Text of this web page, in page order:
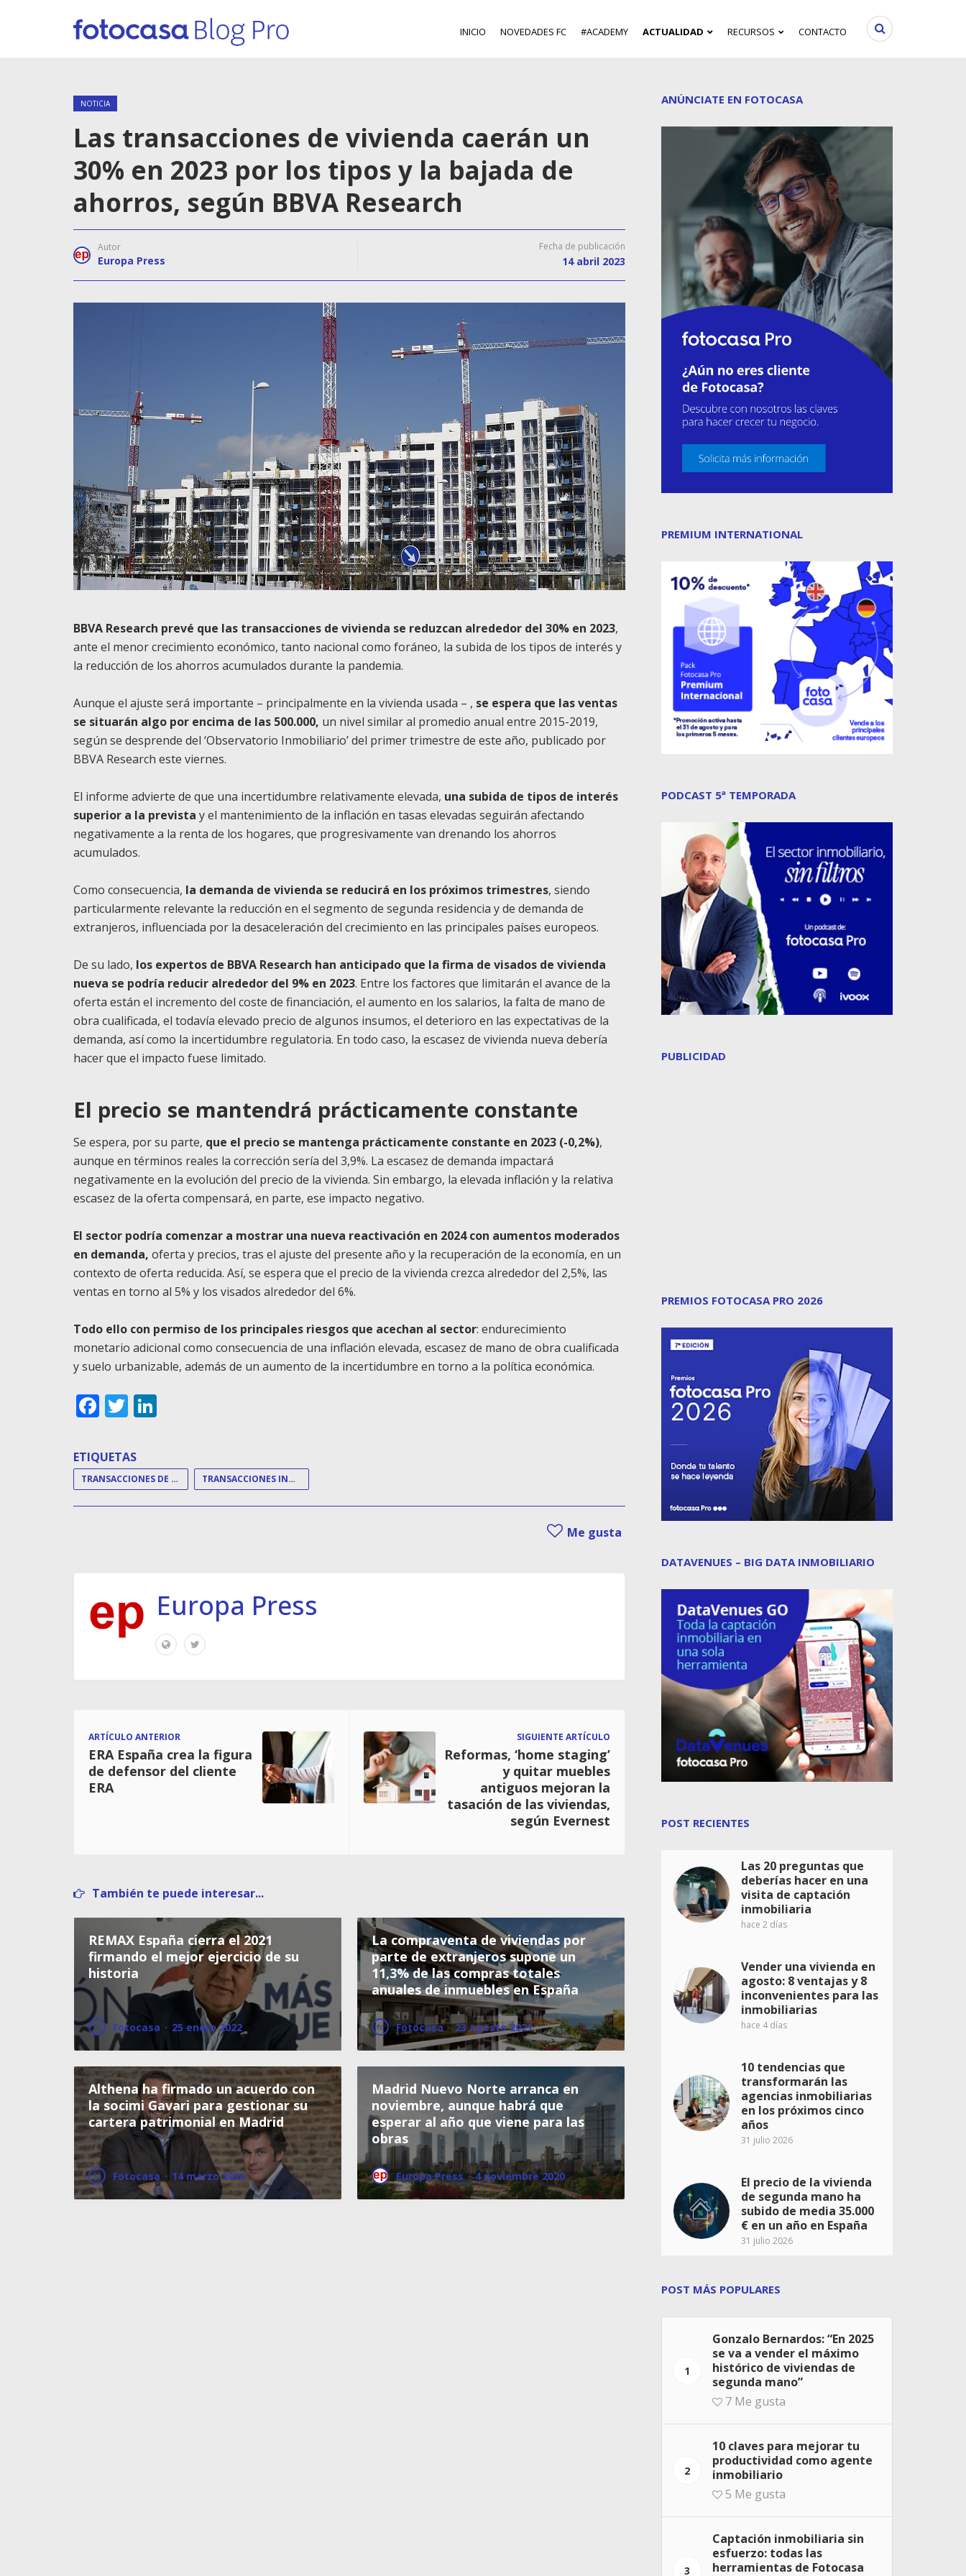
INICIO NOVEDADES FC #ACADEMY ACTUALIDAD RECURSOS CONTACTO
NOTICIA
Las transacciones de vivienda caerán un
30% en 2023 por los tipos y la bajada de
ahorros, según BBVA Research
Autor
Europa Press
Fecha de publicación
14 abril 2023
BBVA Research prevé que las transacciones de vivienda se reduzcan alrededor del 30% en 2023,
ante el menor crecimiento económico, tanto nacional como foráneo, la subida de los tipos de interés y
la reducción de los ahorros acumulados durante la pandemia.
Aunque el ajuste será importante – principalmente en la vivienda usada – , se espera que las ventas
se situarán algo por encima de las 500.000, un nivel similar al promedio anual entre 2015-2019,
según se desprende del ‘Observatorio Inmobiliario’ del primer trimestre de este año, publicado por
BBVA Research este viernes.
El informe advierte de que una incertidumbre relativamente elevada, una subida de tipos de interés
superior a la prevista y el mantenimiento de la inflación en tasas elevadas seguirán afectando
negativamente a la renta de los hogares, que progresivamente van drenando los ahorros
acumulados.
Como consecuencia, la demanda de vivienda se reducirá en los próximos trimestres, siendo
particularmente relevante la reducción en el segmento de segunda residencia y de demanda de
extranjeros, influenciada por la desaceleración del crecimiento en las principales países europeos.
De su lado, los expertos de BBVA Research han anticipado que la firma de visados de vivienda
nueva se podría reducir alrededor del 9% en 2023. Entre los factores que limitarán el avance de la
oferta están el incremento del coste de financiación, el aumento en los salarios, la falta de mano de
obra cualificada, el todavía elevado precio de algunos insumos, el deterioro en las expectativas de la
demanda, así como la incertidumbre regulatoria. En todo caso, la escasez de vivienda nueva debería
hacer que el impacto fuese limitado.
El precio se mantendrá prácticamente constante
Se espera, por su parte, que el precio se mantenga prácticamente constante en 2023 (-0,2%),
aunque en términos reales la corrección sería del 3,9%. La escasez de demanda impactará
negativamente en la evolución del precio de la vivienda. Sin embargo, la elevada inflación y la relativa
escasez de la oferta compensará, en parte, ese impacto negativo.
El sector podría comenzar a mostrar una nueva reactivación en 2024 con aumentos moderados
en demanda, oferta y precios, tras el ajuste del presente año y la recuperación de la economía, en un
contexto de oferta reducida. Así, se espera que el precio de la vivienda crezca alrededor del 2,5%, las
ventas en torno al 5% y los visados alrededor del 6%.
Todo ello con permiso de los principales riesgos que acechan al sector: endurecimiento
monetario adicional como consecuencia de una inflación elevada, escasez de mano de obra cualificada
y suelo urbanizable, además de un aumento de la incertidumbre en torno a la política económica.
Facebook
Twitter
ETIQUETAS
TRANSACCIONES DE VIVIENDAS TRANSACCIONES INMOBILIARIAS
Me gusta
Europa Press
ARTÍCULO ANTERIOR
ERA España crea la figura
de defensor del cliente
ERA
SIGUIENTE ARTÍCULO
Reformas, ‘home staging’
y quitar muebles
antiguos mejoran la
tasación de las viviendas,
según Evernest
También te puede interesar...
REMAX España cierra el 2021
firmando el mejor ejercicio de su
historia
Fotocasa · 25 enero 2022
La compraventa de viviendas por
parte de extranjeros supone un
11,3% de las compras totales
anuales de inmuebles en España
Fotocasa · 23 agosto 2021
Althena ha firmado un acuerdo con
la socimi Gavari para gestionar su
cartera patrimonial en Madrid
Fotocasa · 14 marzo 2024
Madrid Nuevo Norte arranca en
noviembre, aunque habrá que
esperar al año que viene para las
obras
Europa Press · 4 noviembre 2020
ANÚNCIATE EN FOTOCASA
PREMIUM INTERNATIONAL
PODCAST 5ª TEMPORADA
PUBLICIDAD
PREMIOS FOTOCASA PRO 2026
DATAVENUES – BIG DATA INMOBILIARIO
POST RECIENTES
Las 20 preguntas que
deberías hacer en una
visita de captación
inmobiliaria
hace 2 días
Vender una vivienda en
agosto: 8 ventajas y 8
inconvenientes para las
inmobiliarias
hace 4 días
10 tendencias que
transformarán las
agencias inmobiliarias
en los próximos cinco
años
31 julio 2026
El precio de la vivienda
de segunda mano ha
subido de media 35.000
€ en un año en España
31 julio 2026
POST MÁS POPULARES
1
Gonzalo Bernardos: “En 2025
se va a vender el máximo
histórico de viviendas de
segunda mano”
7 Me gusta
2
10 claves para mejorar tu
productividad como agente
inmobiliario
5 Me gusta
3
Captación inmobiliaria sin
esfuerzo: todas las
herramientas de Fotocasa